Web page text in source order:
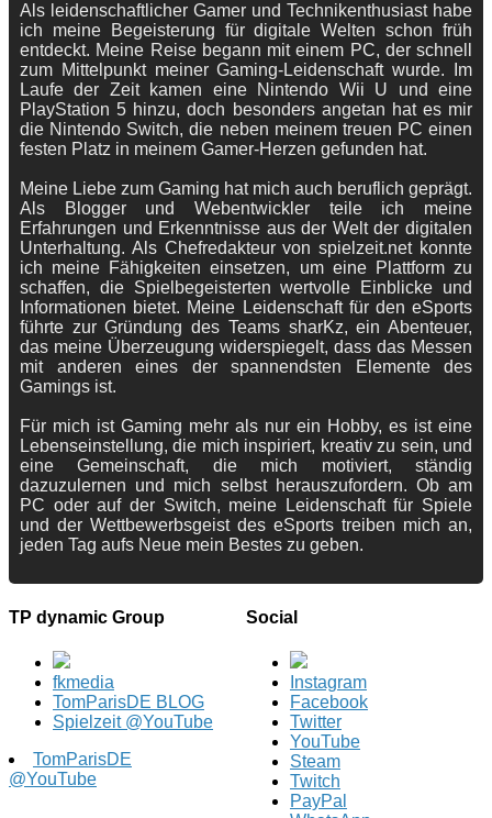
Als leidenschaftlicher Gamer und Technikenthusiast habe
ich meine Begeisterung für digitale Welten schon früh
entdeckt. Meine Reise begann mit einem PC, der schnell
zum Mittelpunkt meiner Gaming-Leidenschaft wurde. Im
Laufe der Zeit kamen eine Nintendo Wii U und eine
PlayStation 5 hinzu, doch besonders angetan hat es mir
die Nintendo Switch, die neben meinem treuen PC einen
festen Platz in meinem Gamer-Herzen gefunden hat.
Meine Liebe zum Gaming hat mich auch beruflich geprägt.
Als Blogger und Webentwickler teile ich meine
Erfahrungen und Erkenntnisse aus der Welt der digitalen
Unterhaltung. Als Chefredakteur von spielzeit.net konnte
ich meine Fähigkeiten einsetzen, um eine Plattform zu
schaffen, die Spielbegeisterten wertvolle Einblicke und
Informationen bietet. Meine Leidenschaft für den eSports
führte zur Gründung des Teams sharKz, ein Abenteuer,
das meine Überzeugung widerspiegelt, dass das Messen
mit anderen eines der spannendsten Elemente des
Gamings ist.
Für mich ist Gaming mehr als nur ein Hobby, es ist eine
Lebenseinstellung, die mich inspiriert, kreativ zu sein, und
eine Gemeinschaft, die mich motiviert, ständig
dazuzulernen und mich selbst herauszufordern. Ob am
PC oder auf der Switch, meine Leidenschaft für Spiele
und der Wettbewerbsgeist des eSports treiben mich an,
jeden Tag aufs Neue mein Bestes zu geben.
TP dynamic Group
fkmedia
TomParisDE BLOG
Spielzeit @YouTube
TomParisDE
@YouTube
Social
Instagram
Facebook
Twitter
YouTube
Steam
Twitch
PayPal